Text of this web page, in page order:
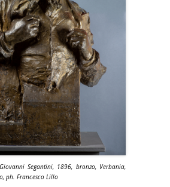
Segantini, 1896, bronzo, Verbania,
ph. Francesco Lillo